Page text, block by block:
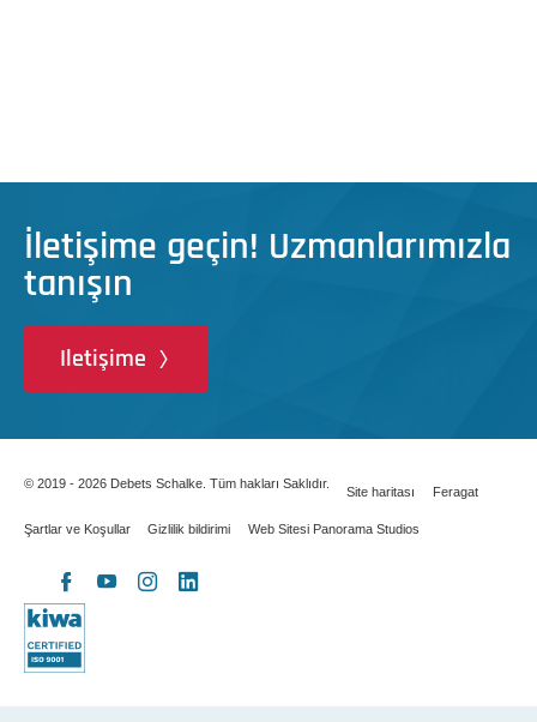
İletişime geçin! Uzmanlarımızla
tanışın
Iletişime
© 2019 - 2026 Debets Schalke. Tüm hakları Saklıdır.
Site haritası Feragat
Şartlar ve Koşullar Gizlilik bildirimi Web Sitesi Panorama Studios
Facebook
YouTubeInstagram